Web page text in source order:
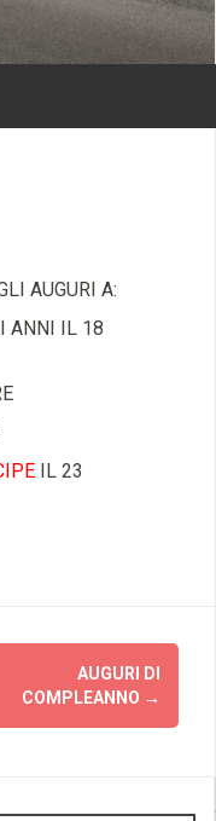
AUGURI A:
ANNI IL 18
IL 23
AUGURI DI
COMPLEANNO →